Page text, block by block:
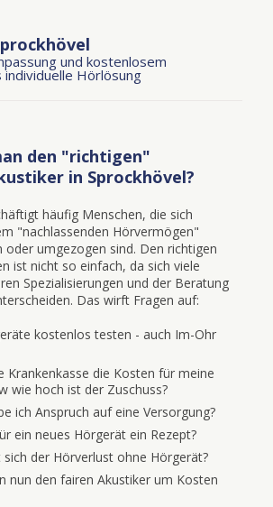
und kostenlosem
Hörlösung
den "richtigen"
in Sprockhövel?
häufig Menschen, die sich
"nachlassenden Hörvermögen"
oder umgezogen sind. Den richtigen
ist nicht so einfach, da sich viele
Spezialisierungen und der Beratung
Das wirft Fragen auf:
kostenlos testen - auch Im-Ohr
Krankenkasse die Kosten für meine
wie hoch ist der Zuschuss?
ich Anspruch auf eine Versorgung?
ein neues Hörgerät ein Rezept?
sich der Hörverlust ohne Hörgerät?
nun den fairen Akustiker um Kosten